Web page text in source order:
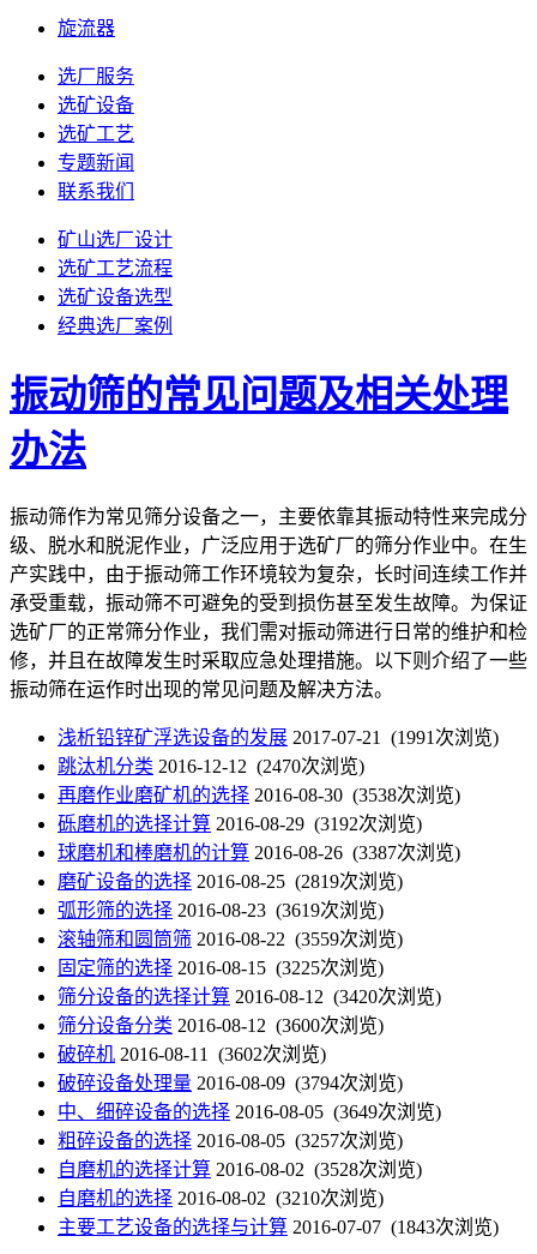
旋流器
选厂服务
选矿设备
选矿工艺
专题新闻
联系我们
矿山选厂设计
选矿工艺流程
选矿设备选型
经典选厂案例
振动筛的常见问题及相关处理
办法
振动筛作为常见筛分设备之一，主要依靠其振动特性来完成分
级、脱水和脱泥作业，广泛应用于选矿厂的筛分作业中。在生
产实践中，由于振动筛工作环境较为复杂，长时间连续工作并
承受重载，振动筛不可避免的受到损伤甚至发生故障。为保证
选矿厂的正常筛分作业，我们需对振动筛进行日常的维护和检
修，并且在故障发生时采取应急处理措施。以下则介绍了一些
振动筛在运作时出现的常见问题及解决方法。
浅析铅锌矿浮选设备的发展 2017-07-21 (1991次浏览)
跳汰机分类 2016-12-12 (2470次浏览)
再磨作业磨矿机的选择 2016-08-30 (3538次浏览)
砾磨机的选择计算 2016-08-29 (3192次浏览)
球磨机和棒磨机的计算 2016-08-26 (3387次浏览)
磨矿设备的选择 2016-08-25 (2819次浏览)
弧形筛的选择 2016-08-23 (3619次浏览)
滚轴筛和圆筒筛 2016-08-22 (3559次浏览)
固定筛的选择 2016-08-15 (3225次浏览)
筛分设备的选择计算 2016-08-12 (3420次浏览)
筛分设备分类 2016-08-12 (3600次浏览)
破碎机 2016-08-11 (3602次浏览)
破碎设备处理量 2016-08-09 (3794次浏览)
中、细碎设备的选择 2016-08-05 (3649次浏览)
粗碎设备的选择 2016-08-05 (3257次浏览)
自磨机的选择计算 2016-08-02 (3528次浏览)
自磨机的选择 2016-08-02 (3210次浏览)
主要工艺设备的选择与计算 2016-07-07 (1843次浏览)